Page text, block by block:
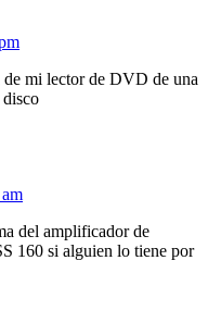
mi lector de DVD de una
del amplificador de
160 si alguien lo tiene por